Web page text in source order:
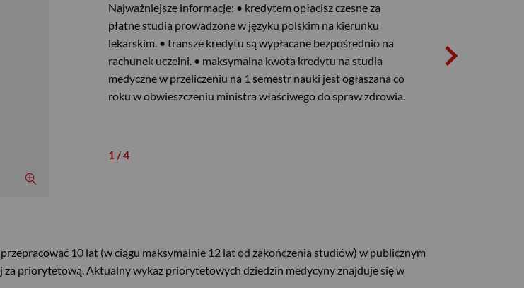
Najważniejsze informacje: • kredytem opłacisz czesne za
płatne studia prowadzone w języku polskim na kierunku
lekarskim. • transze kredytu są wypłacane bezpośrednio na
rachunek uczelni. • maksymalna kwota kredytu na studia
medyczne w przeliczeniu na 1 semestr nauki jest ogłaszana co
roku w obwieszczeniu ministra właściwego do spraw zdrowia.
1 / 4
10 lat (w ciągu maksymalnie 12 lat od zakończenia studiów) w publicznym
priorytetową. Aktualny wykaz priorytetowych dziedzin medycyny znajduje się w